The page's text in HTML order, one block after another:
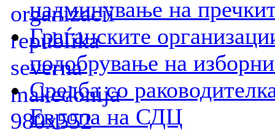
надминување на
Граѓанските
подобрување на
Средба со
Европа на СДЦ